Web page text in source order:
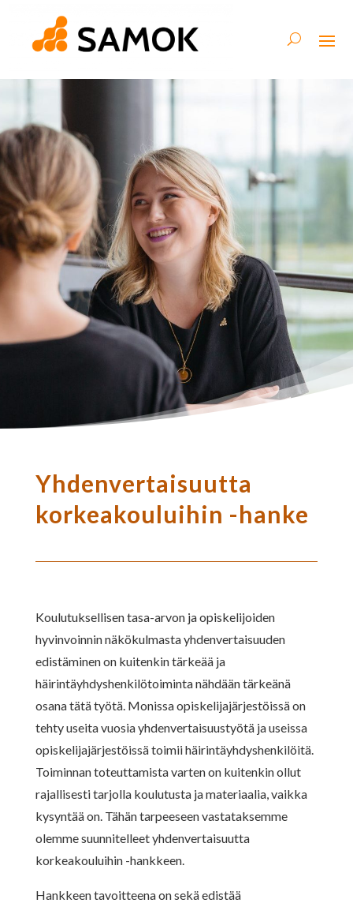
Yhdenvertaisuutta
korkeakouluihin -hanke
Koulutuksellisen tasa-arvon ja opiskelijoiden
hyvinvoinnin näkökulmasta yhdenvertaisuuden
edistäminen on kuitenkin tärkeää ja
häirintäyhdyshenkilötoiminta nähdään tärkeänä
osana tätä työtä. Monissa opiskelijajärjestöissä on
tehty useita vuosia yhdenvertaisuustyötä ja useissa
opiskelijajärjestöissä toimii häirintäyhdyshenkilöitä.
Toiminnan toteuttamista varten on kuitenkin ollut
rajallisesti tarjolla koulutusta ja materiaalia, vaikka
kysyntää on. Tähän tarpeeseen vastataksemme
olemme suunnitelleet yhdenvertaisuutta
korkeakouluihin -hankkeen.
Hankkeen tavoitteena on sekä edistää